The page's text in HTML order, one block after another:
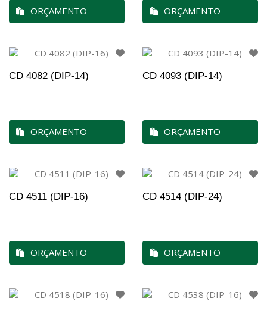
ORÇAMENTO ORÇAMENTO
CD 4082 (DIP-14)
ORÇAMENTO
CD 4093 (DIP-14)
ORÇAMENTO
CD 4511 (DIP-16)
ORÇAMENTO
CD 4514 (DIP-24)
ORÇAMENTO